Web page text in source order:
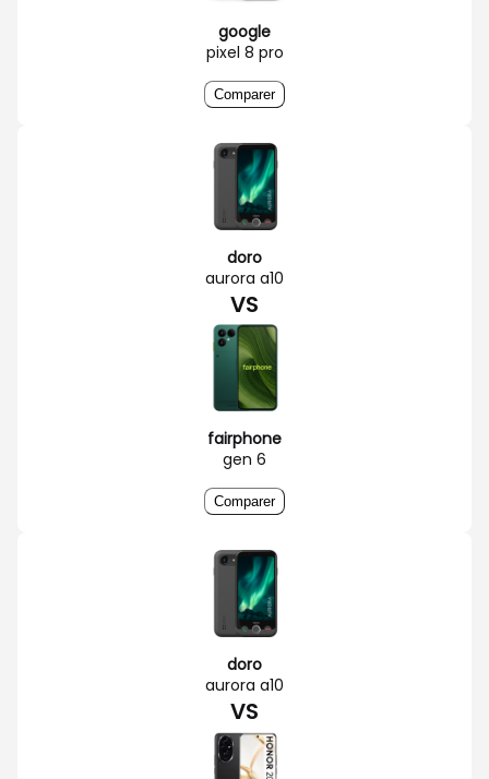
google
pixel 8 pro
Comparer
doro
aurora a10
VS
fairphone
gen 6
Comparer
doro
aurora a10
VS